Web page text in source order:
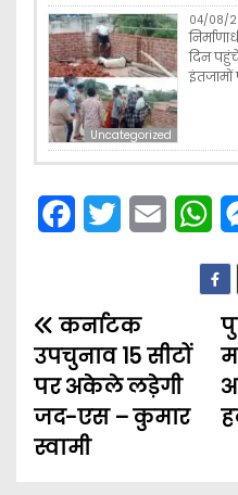
Uncategorized
04/08/
दिन
e
b
o
o
t
t
e
l
W
a
A
P
o
s
कर्नाटक
उपचुनाव 15 सीटों
पर अकेले लड़ेगी
जद-एस – कुमार
स्वामी